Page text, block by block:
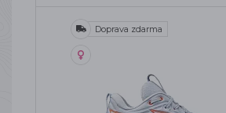
Doprava zdarma